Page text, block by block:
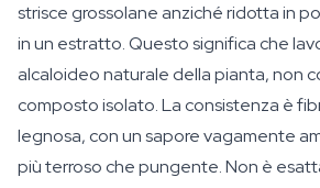
strisce grossolane anziché ridotta in
in un estratto. Questo significa che
alcaloideo naturale della pianta, non
composto isolato. La consistenza è
legnosa, con un sapore vagamente
più terroso che pungente. Non è